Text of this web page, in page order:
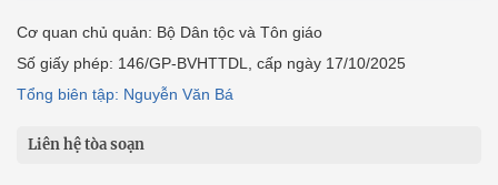
Cơ quan chủ quản: Bộ Dân tộc và Tôn giáo
Số giấy phép: 146/GP-BVHTTDL, cấp ngày 17/10/2025
Tổng biên tập: Nguyễn Văn Bá
Liên hệ tòa soạn